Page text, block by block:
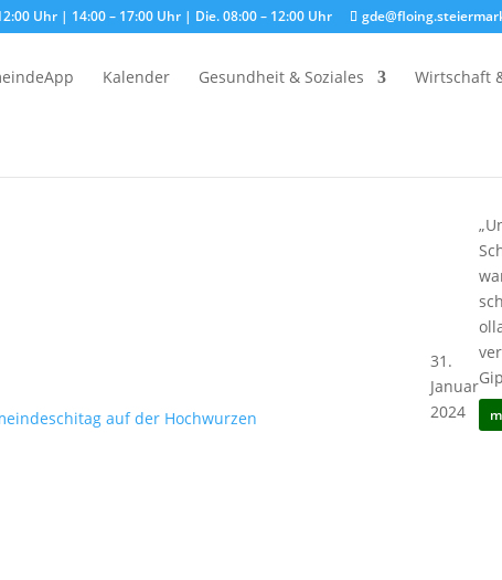
Uhr | 14:00 – 17:00 Uhr | Die. 08:00 – 12:00 Uhr
Kalender Gesundheit & Soziales Wirtschaft
Hochwurzen
31.
Januar
2024